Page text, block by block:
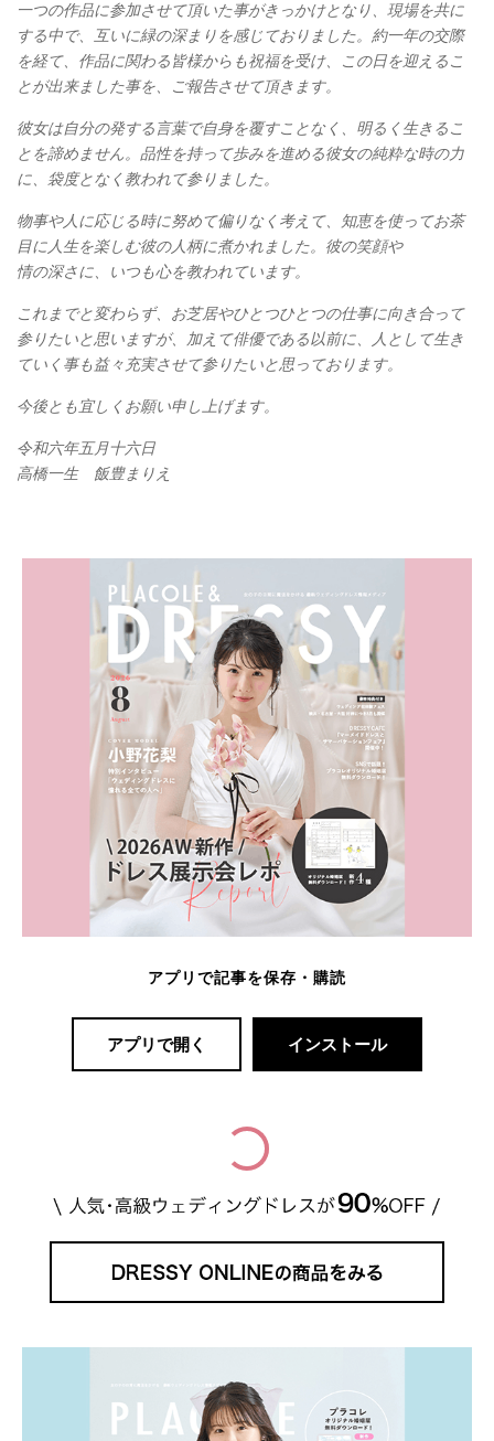
一つの作品に参加させて頂いた事がきっかけとなり、現場を共に
する中で、互いに緑の深まりを感じておりました。約一年の交際
を経て、作品に関わる皆様からも祝福を受け、この日を迎えるこ
とが出来ました事を、ご報告させて頂きます。
彼女は自分の発する言葉で自身を覆すことなく、明るく生きるこ
とを諦めません。品性を持って歩みを進める彼女の純粋な時の力
に、袋度となく教われて参りました。
物事や人に応じる時に努めて偏りなく考えて、知恵を使ってお茶
目に人生を楽しむ彼の人柄に煮かれました。彼の笑顔や
情の深さに、いつも心を教われています。
これまでと変わらず、お芝居やひとつひとつの仕事に向き合って
参りたいと思いますが、加えて俳優である以前に、人として生き
ていく事も益々充実させて参りたいと思っております。
今後とも宜しくお願い申し上げます。
令和六年五月十六日
高橋一生 飯豊まりえ
アプリで記事を保存・購読
アプリで開く インストール